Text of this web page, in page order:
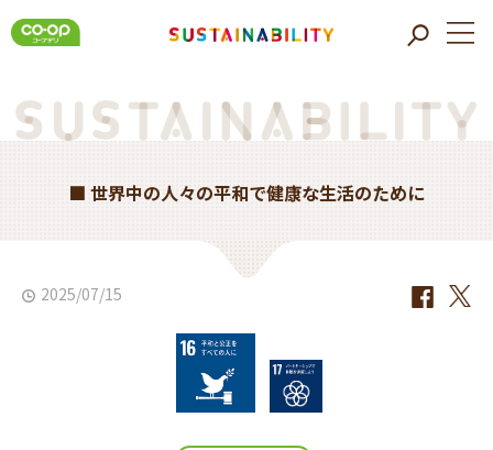
■ 世界中の人々の平和で健康な生活のために
2025/07/15